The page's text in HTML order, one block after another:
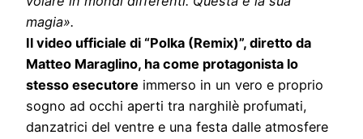
magia».
Il video ufficiale di “Polka (Remix)”, diretto da
Matteo Maraglino, ha come protagonista lo
stesso esecutore immerso in un vero e proprio
sogno ad occhi aperti tra narghilè profumati,
danzatrici del ventre e una festa dalle atmosfere